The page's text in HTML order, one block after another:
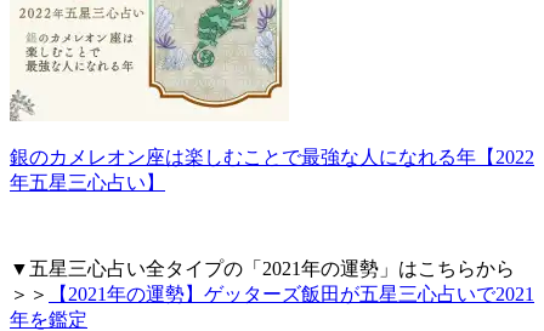
銀のカメレオン座は楽しむことで最強な人になれる年【2022
年五星三心占い】
▼五星三心占い全タイプの「2021年の運勢」はこちらから
＞＞
【2021年の運勢】ゲッターズ飯田が五星三心占いで2021
年を鑑定